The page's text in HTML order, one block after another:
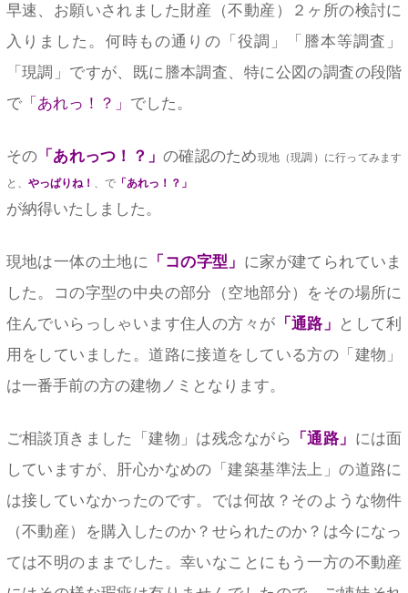
早速、お願いされました財産（不動産）２ヶ所の検討に
入りました。何時もの通りの「役調」「謄本等調査」
「現調」ですが、既に謄本調査、特に公図の調査の段階
で「あれっ！？」 でした。
その 「あれっつ！？」の確認のため現地（現調）に行ってみます
と、 やっぱりね！ 、で「あれっ！？」
が納得いたしました。
現地は一体の土地に 「コの字型」 に家が建てられていま
した。コの字型の中央の部分（空地部分）をその場所に
住んでいらっしゃいます住人の方々が 「通路」
として利
用をしていました。道路に接道をしている方の「建物」
は一番手前の方の建物ノミとなります。
ご相談頂きました「建物」は残念ながら 「通路」 には面
していますが、肝心かなめの「建築基準法上」の道路に
は接していなかったのです。では何故？そのような物件
（不動産）を購入したのか？せられたのか？は今になっ
ては不明のままでした。幸いなことにもう一方の不動産